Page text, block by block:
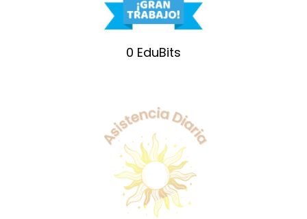
0 EduBits